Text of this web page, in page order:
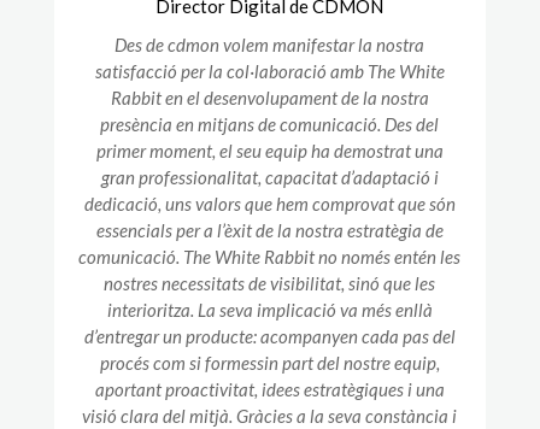
Director Digital de CDMON
Des de cdmon volem manifestar la nostra
satisfacció per la col·laboració amb The White
Rabbit en el desenvolupament de la nostra
presència en mitjans de comunicació. Des del
primer moment, el seu equip ha demostrat una
gran professionalitat, capacitat d’adaptació i
dedicació, uns valors que hem comprovat que són
essencials per a l’èxit de la nostra estratègia de
comunicació. The White Rabbit no només entén les
nostres necessitats de visibilitat, sinó que les
interioritza. La seva implicació va més enllà
d’entregar un producte: acompanyen cada pas del
procés com si formessin part del nostre equip,
aportant proactivitat, idees estratègiques i una
visió clara del mitjà. Gràcies a la seva constància i